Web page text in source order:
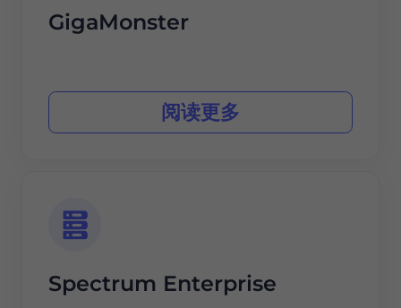
GigaMonster
阅读更多
Spectrum Enterprise